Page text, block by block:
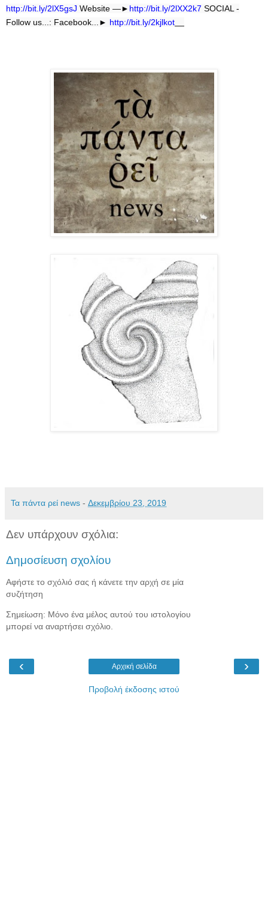
http://bit.ly/2lX5gsJ Website —► http://bit.ly/2lXX2k7 SOCIAL -
Follow us...: Facebook...► http://bit.ly/2kjlkot
Τα πάντα ρεί news - Δεκεμβρίου 23, 2019
Δεν υπάρχουν σχόλια:
Δημοσίευση σχολίου
Αφήστε το σχόλιό σας ή κάνετε την αρχή σε μία
συζήτηση
Σημείωση: Μόνο ένα μέλος αυτού του ιστολογίου
μπορεί να αναρτήσει σχόλιο.
‹ ›
Αρχική σελίδα
Προβολή έκδοσης ιστού